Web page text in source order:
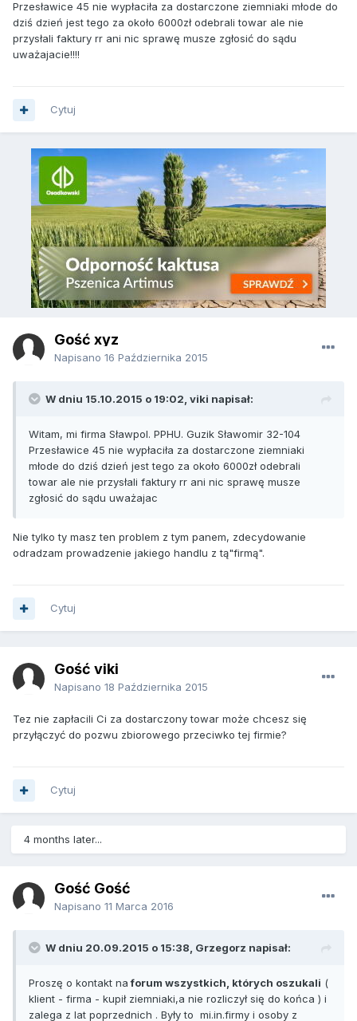
Przesławice 45 nie wypłaciła za dostarczone ziemniaki młode do
dziś dzień jest tego za około 6000zł odebrali towar ale nie
przysłali faktury rr ani nic sprawę musze zgłosić do sądu
uważajacie!!!!
Cytuj
Gość xyz
Napisano 16 Października 2015
W dniu 15.10.2015 o 19:02, viki napisał:
Witam, mi firma Sławpol. PPHU. Guzik Sławomir 32-104
Przesławice 45 nie wypłaciła za dostarczone ziemniaki
młode do dziś dzień jest tego za około 6000zł odebrali
towar ale nie przysłali faktury rr ani nic sprawę musze
zgłosić do sądu uważajac
Nie tylko ty masz ten problem z tym panem, zdecydowanie
odradzam prowadzenie jakiego handlu z tą"firmą".
Cytuj
Gość viki
Napisano 18 Października 2015
Tez nie zapłacili Ci za dostarczony towar może chcesz się
przyłączyć do pozwu zbiorowego przeciwko tej firmie?
Cytuj
4 months later...
Gość Gość
Napisano 11 Marca 2016
W dniu 20.09.2015 o 15:38, Grzegorz napisał:
Proszę o kontakt naforum wszystkich, których oszukali (
klient - firma - kupił ziemniaki,a nie rozliczył się do końca ) i
zalega z lat poprzednich . Były to mi.in.firmy i osoby z